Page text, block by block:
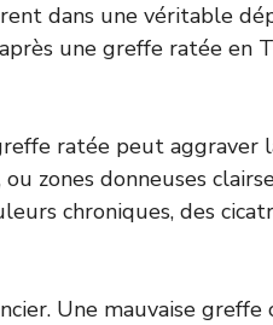
dans une véritable
une greffe ratée en
ratée peut aggraver
ou zones donneuses
chroniques, des
Une mauvaise